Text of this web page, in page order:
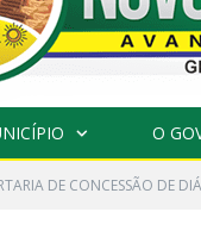
O
DE CONCESSÃO DE